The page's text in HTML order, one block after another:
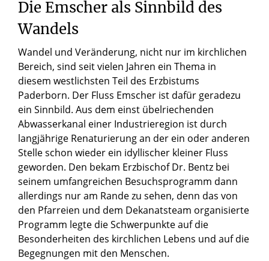
Die Emscher als Sinnbild des
Wandels
Wandel und Veränderung, nicht nur im kirchlichen
Bereich, sind seit vielen Jahren ein Thema in
diesem westlichsten Teil des Erzbistums
Paderborn. Der Fluss Emscher ist dafür geradezu
ein Sinnbild. Aus dem einst übelriechenden
Abwasserkanal einer Industrieregion ist durch
langjährige Renaturierung an der ein oder anderen
Stelle schon wieder ein idyllischer kleiner Fluss
geworden. Den bekam Erzbischof Dr. Bentz bei
seinem umfangreichen Besuchsprogramm dann
allerdings nur am Rande zu sehen, denn das von
den Pfarreien und dem Dekanatsteam organisierte
Programm legte die Schwerpunkte auf die
Besonderheiten des kirchlichen Lebens und auf die
Begegnungen mit den Menschen.